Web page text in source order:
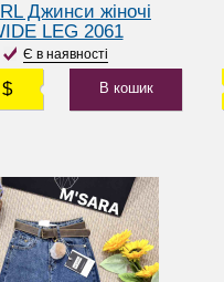
Джинси жіночі
LEG 2061
Є в наявності
В кошик